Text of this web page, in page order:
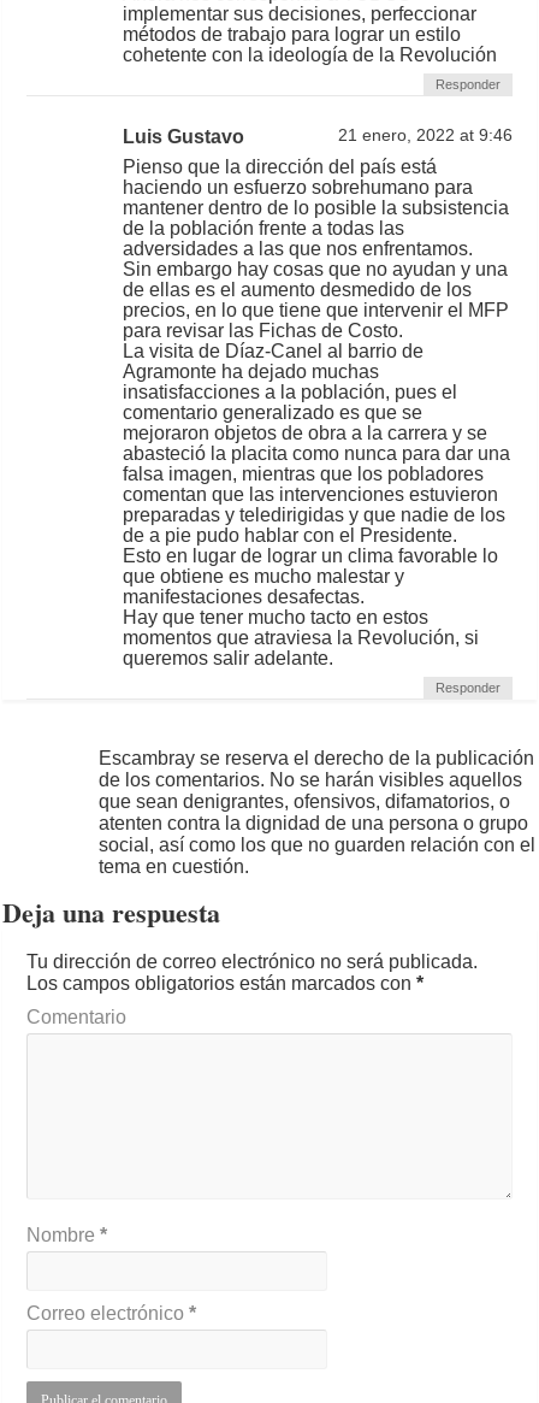
implementar sus decisiones, perfeccionar
métodos de trabajo para lograr un estilo
cohetente con la ideología de la Revolución
Responder
Luis Gustavo 21 enero, 2022 at 9:46
Pienso que la dirección del país está
haciendo un esfuerzo sobrehumano para
mantener dentro de lo posible la subsistencia
de la población frente a todas las
adversidades a las que nos enfrentamos.
Sin embargo hay cosas que no ayudan y una
de ellas es el aumento desmedido de los
precios, en lo que tiene que intervenir el MFP
para revisar las Fichas de Costo.
La visita de Díaz-Canel al barrio de
Agramonte ha dejado muchas
insatisfacciones a la población, pues el
comentario generalizado es que se
mejoraron objetos de obra a la carrera y se
abasteció la placita como nunca para dar una
falsa imagen, mientras que los pobladores
comentan que las intervenciones estuvieron
preparadas y teledirigidas y que nadie de los
de a pie pudo hablar con el Presidente.
Esto en lugar de lograr un clima favorable lo
que obtiene es mucho malestar y
manifestaciones desafectas.
Hay que tener mucho tacto en estos
momentos que atraviesa la Revolución, si
queremos salir adelante.
Responder
Escambray se reserva el derecho de la publicación
de los comentarios. No se harán visibles aquellos
que sean denigrantes, ofensivos, difamatorios, o
atenten contra la dignidad de una persona o grupo
social, así como los que no guarden relación con el
tema en cuestión.
Deja una respuesta
Tu dirección de correo electrónico no será publicada.
Los campos obligatorios están marcados con*
Comentario
Nombre*
Correo electrónico*